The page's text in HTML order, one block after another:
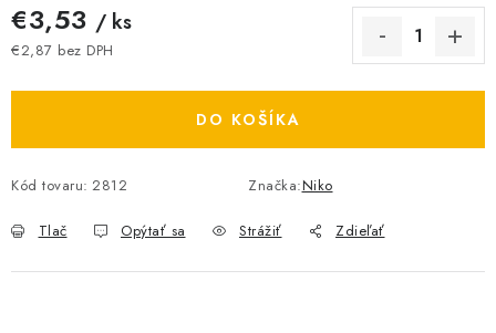
O NÁS
KARIÉRA
€3,53 / ks
€2,87 bez DPH
DO KOŠÍKA
Kód tovaru: 2812 Značka:Niko
Tlač Opýtať sa Strážiť Zdieľať